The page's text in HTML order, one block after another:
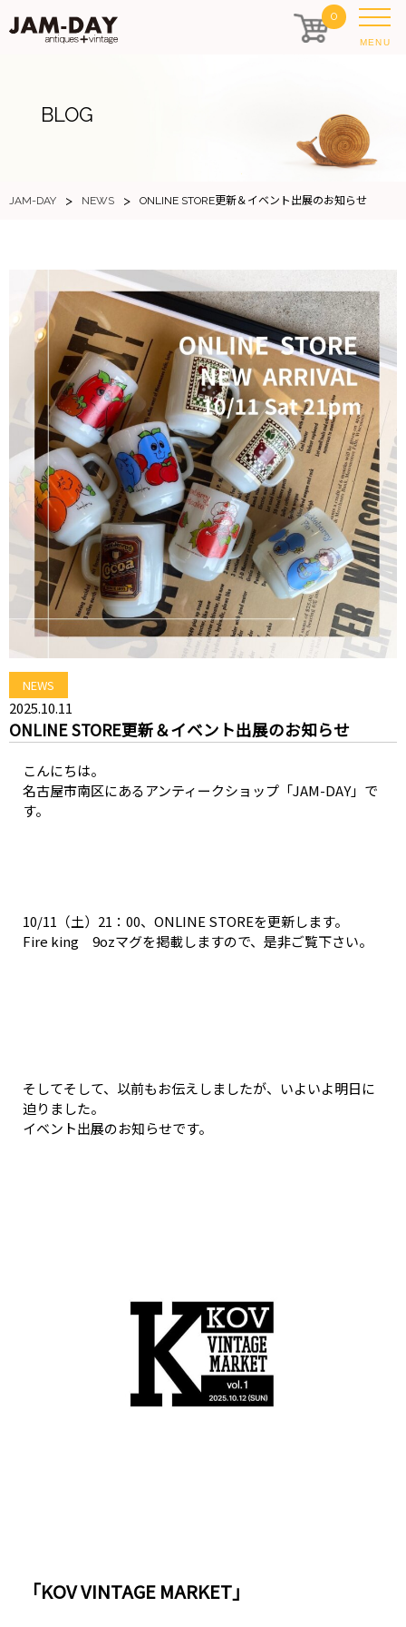
0
MENU
BLOG
JAM-DAY > NEWS > ONLINE STORE更新＆イベント出展のお知らせ
NEWS
2025.10.11
ONLINE STORE更新＆イベント出展のお知らせ
こんにちは。
名古屋市南区にあるアンティークショップ「JAM-DAY」で
す。
10/11（土）21：00、ONLINE STOREを更新します。
Fire king 9ozマグを掲載しますので、是非ご覧下さい。
そしてそして、以前もお伝えしましたが、いよいよ明日に
迫りました。
イベント出展のお知らせです。
「KOV VINTAGE MARKET」